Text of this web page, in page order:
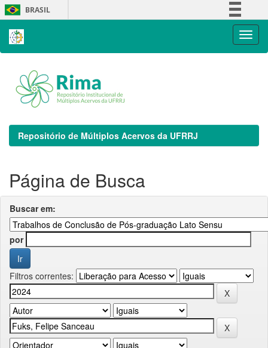
Skip
navigation
BRASIL
Repositório de Múltiplos Acervos da UFRRJ
Página de Busca
Buscar em:
por
Filtros correntes: